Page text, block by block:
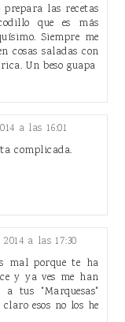
las recetas
que es más
Siempre me
cosas saladas con
Un beso guapa
a las 16:01
complicada.
a las 17:30
mal porque te ha
y ya ves me han
tus "Marquesas"
esos no los he